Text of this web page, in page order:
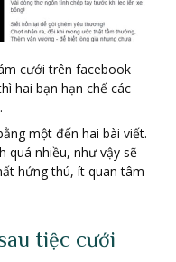
cưới trên facebook
hai bạn hạn chế các
một đến hai bài viết.
quá nhiều, như vậy sẽ
hứng thú, ít quan tâm
tiệc cưới